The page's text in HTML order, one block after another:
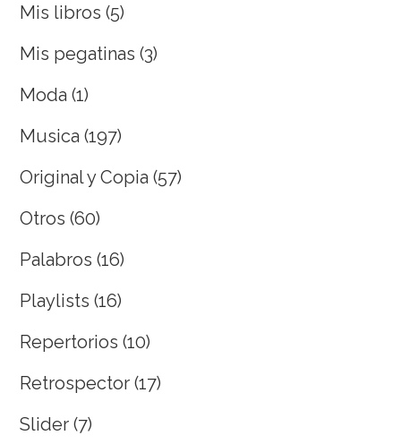
Mis libros (5)
Mis pegatinas (3)
Moda (1)
Musica (197)
Original y Copia (57)
Otros (60)
Palabros (16)
Playlists (16)
Repertorios (10)
Retrospector (17)
Slider (7)